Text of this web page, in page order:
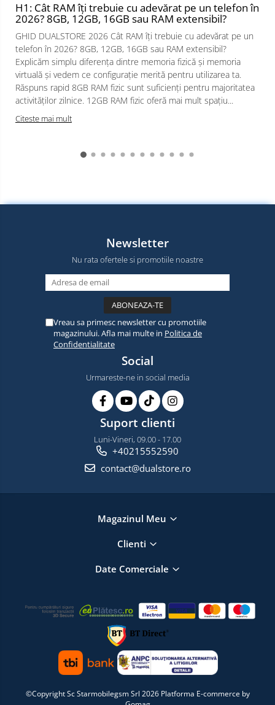
H1: Cât RAM îți trebuie cu adevărat pe un telefon în
2026? 8GB, 12GB, 16GB sau RAM extensibil?
GHID DUALSTORE 2026 Cât RAM îți trebuie cu adevărat pe un
telefon în 2026? 8GB, 12GB, 16GB sau RAM extensibil?
Explicăm simplu diferența dintre memoria fizică și memoria
virtuală și vedem ce configurație merită pentru utilizarea ta.
Răspuns rapid 8GB RAM fizic sunt suficienți pentru majoritatea
activităților zilnice. 12GB RAM fizic oferă mai mult spațiu...
Citeste mai mult
Newsletter
Nu rata ofertele si promotiile noastre
Vreau sa primesc newsletter cu promotiile
magazinului. Afla mai multe in Politica de
Confidentialitate
Social
Urmareste-ne in social media
Suport clienti
Luni-Vineri, 09.00 - 17.00
+40215552590
contact@dualstore.ro
Magazinul Meu
Clienti
Date Comerciale
©Copyright Sc Starmobilegsm Srl 2026 Platforma E-commerce by